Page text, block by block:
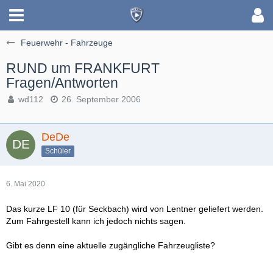
Feuerwehr - Fahrzeuge
RUND um FRANKFURT
Fragen/Antworten
wd112 26. September 2006
DeDe
Schüler
6. Mai 2020
Das kurze LF 10 (für Seckbach) wird von Lentner geliefert werden.
Zum Fahrgestell kann ich jedoch nichts sagen.
Gibt es denn eine aktuelle zugängliche Fahrzeugliste?